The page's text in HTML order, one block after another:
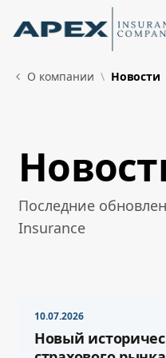
Skip to Main Content
О компании Новости
Последние
Insurance
10.07.2026
Новый
New
What's New